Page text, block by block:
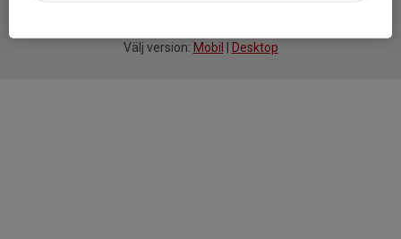
Välj version: Mobil Desktop